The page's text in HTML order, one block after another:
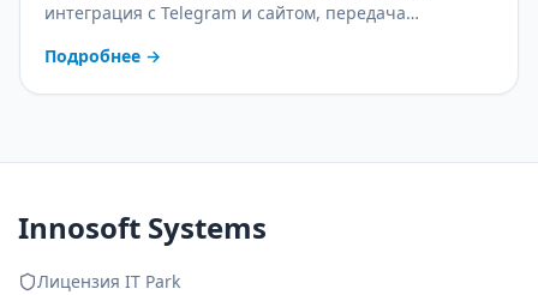
интеграция с Telegram и сайтом, передача
планом внедрения.
Подробнее →
Innosoft Systems
Лицензия IT Park